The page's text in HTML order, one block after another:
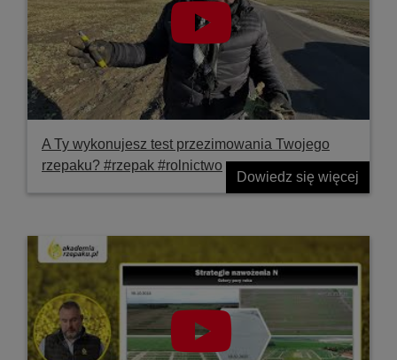
A Ty wykonujesz test przezimowania Twojego
rzepaku? #rzepak #rolnictwo
Dowiedz się więcej